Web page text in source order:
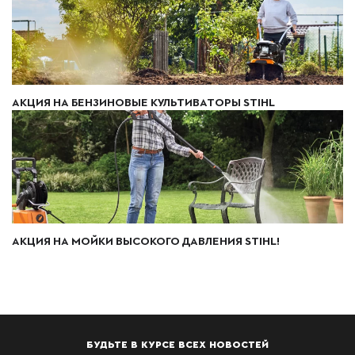
АКЦИЯ НА БЕНЗИНОВЫЕ КУЛЬТИВАТОРЫ STIHL
АКЦИЯ НА МОЙКИ ВЫСОКОГО ДАВЛЕНИЯ STIHL!
БУДЬТЕ В КУРСЕ ВСЕХ НОВОСТЕЙ